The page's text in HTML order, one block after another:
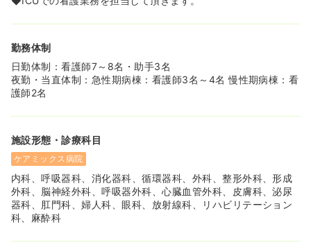
した実践コースをご用意しております。
◆e-ラーニングで自宅勉強が可能なので、子育てがありな
かなか研修にでれないママさんナースでも安心です！
◆同院の長期研修制度を利用し、認定看護師の資格をとら
れる看護師さんもいますので、スキルアップや認定看護師
取得を目指されている看護師さんにもオススメです♪
≪小田急線・長後駅から徒歩9分！≫
◆病院から徒歩圏内の長後駅は、電車で町田駅まで21分、
新宿駅まで53分と都心へもアクセスできます！
◆藤沢エリアは、藤沢駅から東海道線で横浜・川崎・都内
まで好アクセスなのに海の近く！転居先の人気急増中のエ
リアです★
≪平成24年築！流行のオール電化の借り上げ寮！≫
◆病院の敷地のすぐ隣に、白を基調としたオシャレな借り
上げ寮があります！
勤務体制
日勤体制：看護師7～8名・助手3名
夜勤・当直体制：急性期病棟：看護師3名～4名 慢性期病棟：看
護師2名
施設形態・診療科目
ケアミックス病院
内科、呼吸器科、消化器科、循環器科、外科、整形外科、形成
外科、脳神経外科、呼吸器外科、心臓血管外科、皮膚科、泌尿
器科、肛門科、婦人科、眼科、放射線科、リハビリテーション
科、麻酔科